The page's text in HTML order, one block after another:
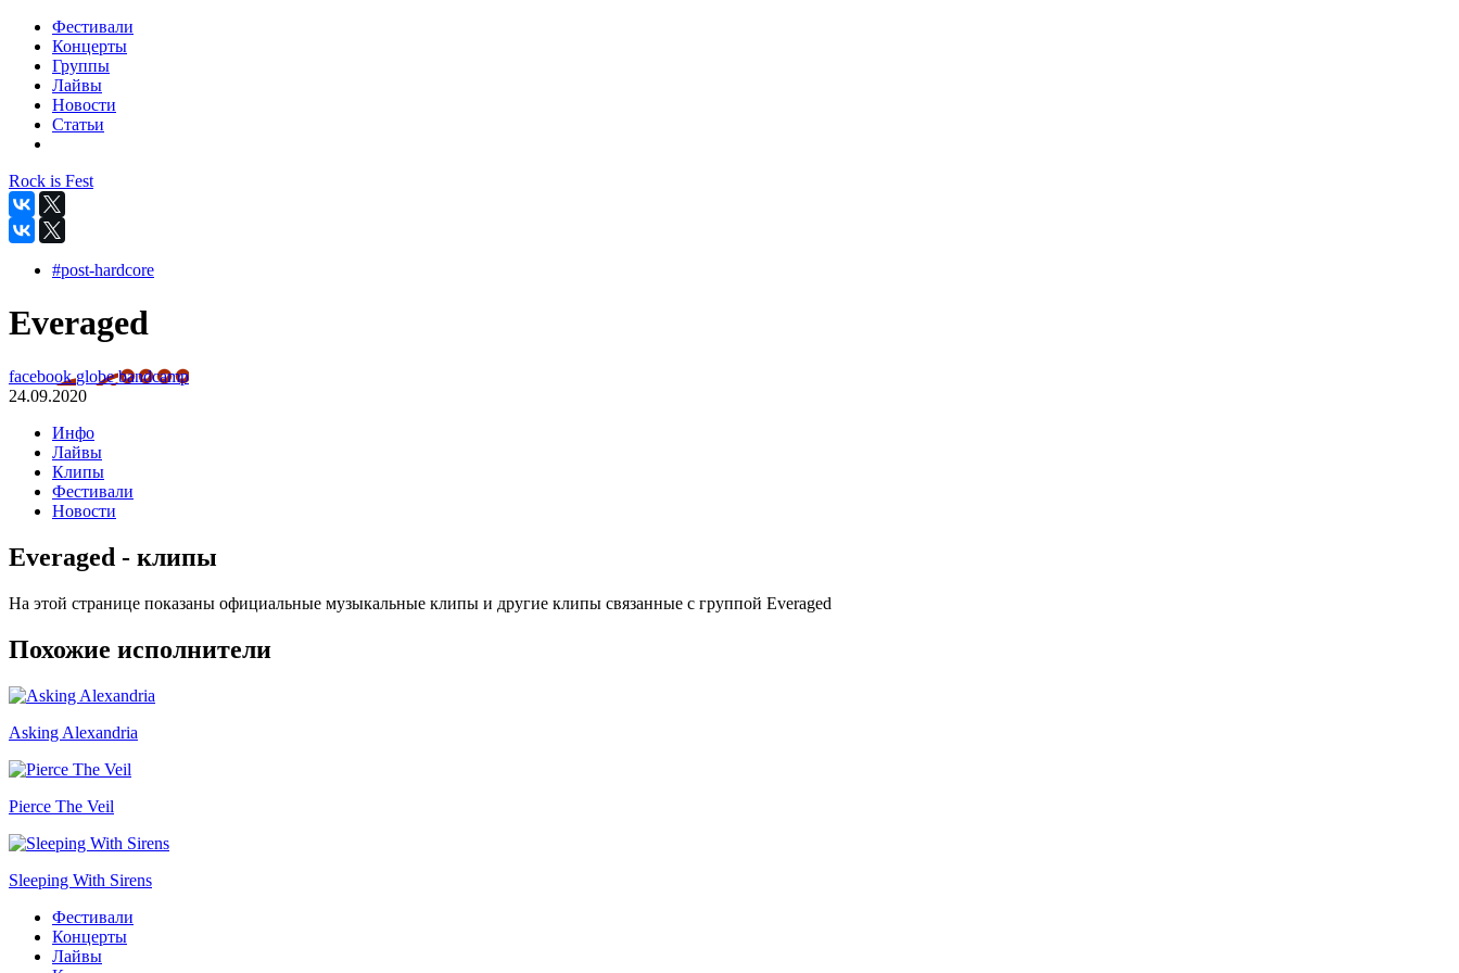
Фестивали
Концерты
Группы
Лайвы
Новости
Статьи
Rock is Fest
#post-hardcore
Еveraged
facebookglobebandcamp
24.09.2020
Инфо
Лайвы
Клипы
Фестивали
Новости
Еveraged - клипы
На этой странице показаны официальные музыкальные клипы и другие клипы связанные с группой Еveraged
Похожие исполнители
Asking Alexandria
Pierce The Veil
Sleeping With Sirens
Фестивали
Концерты
Лайвы